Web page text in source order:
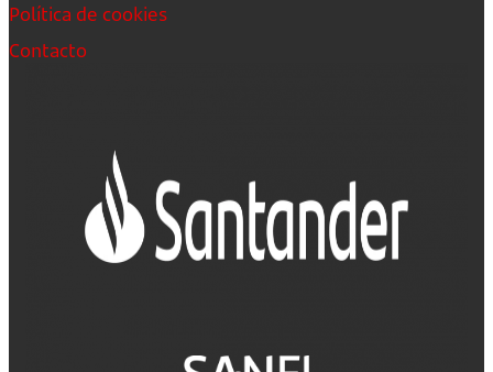
Política de cookies
Contacto